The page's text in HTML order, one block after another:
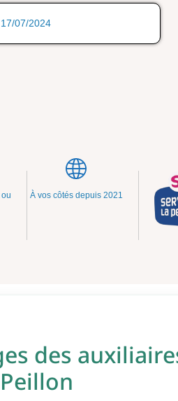
07/2024
À vos côtés depuis 2021
des